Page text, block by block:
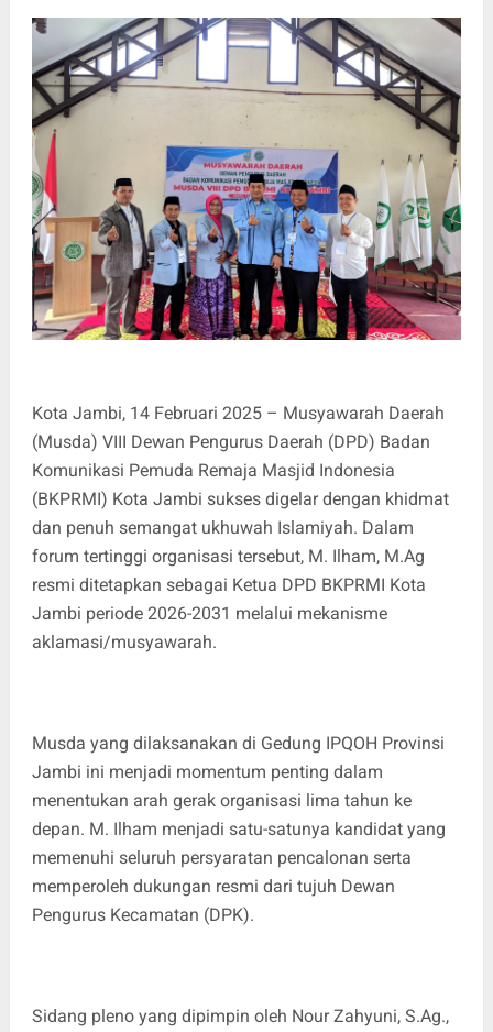
Kota Jambi, 14 Februari 2025 – Musyawarah Daerah
(Musda) VIII Dewan Pengurus Daerah (DPD) Badan
Komunikasi Pemuda Remaja Masjid Indonesia
(BKPRMI) Kota Jambi sukses digelar dengan khidmat
dan penuh semangat ukhuwah Islamiyah. Dalam
forum tertinggi organisasi tersebut, M. Ilham, M.Ag
resmi ditetapkan sebagai Ketua DPD BKPRMI Kota
Jambi periode 2026-2031 melalui mekanisme
aklamasi/musyawarah.
Musda yang dilaksanakan di Gedung IPQOH Provinsi
Jambi ini menjadi momentum penting dalam
menentukan arah gerak organisasi lima tahun ke
depan. M. Ilham menjadi satu-satunya kandidat yang
memenuhi seluruh persyaratan pencalonan serta
memperoleh dukungan resmi dari tujuh Dewan
Pengurus Kecamatan (DPK).
Sidang pleno yang dipimpin oleh Nour Zahyuni, S.Ag.,